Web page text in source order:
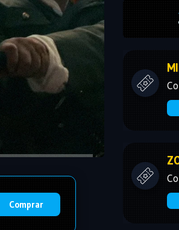
Comprar